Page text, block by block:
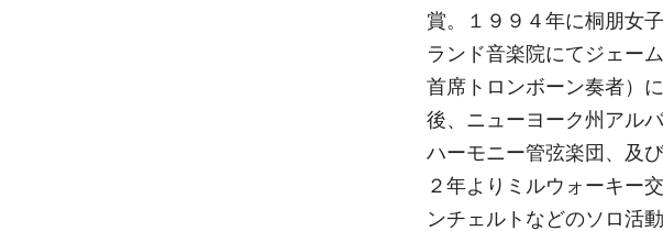
賞。１９９４年に桐朋女
ランド音楽院にてジェー
首席トロンボーン奏者）
後、ニューヨーク州アル
ハーモニー管弦楽団、及
２年よりミルウォーキー
ンチェルトなどのソロ活